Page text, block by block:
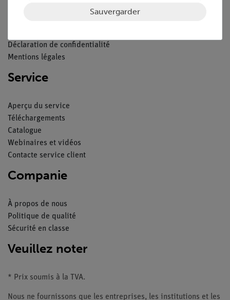
Déclaration de confidentialité
Mentions légales
Service
Aperçu du service
Téléchargements
Catalogue
Webinaires et vidéos
Contacte service client
Companie
À propos de nous
Politique de qualité
Sécurité en classe
Veuillez noter
* Prix soumis à la TVA.
Nous ne fournissons que les entreprises, les institutions et les
Sauvergarder